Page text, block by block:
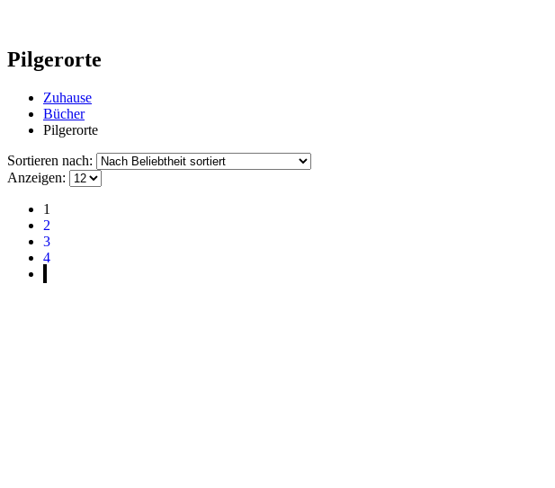
Pilgerorte
Zuhause
Bücher
Pilgerorte
Sortieren nach:
Anzeigen:
1
2
3
4